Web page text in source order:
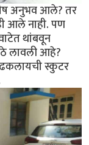
अनुभव आले? तर
आले नाही. पण
थांबवून
लावली आहे?
स्कुटर